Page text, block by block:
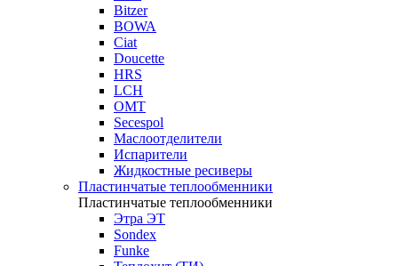
Bitzer
BOWA
Ciat
Doucette
HRS
LCH
OMT
Secespol
Маслоотделители
Испарители
Жидкостные ресиверы
Пластинчатые теплообменники
Пластинчатые теплообменники
Этра ЭТ
Sondex
Funke